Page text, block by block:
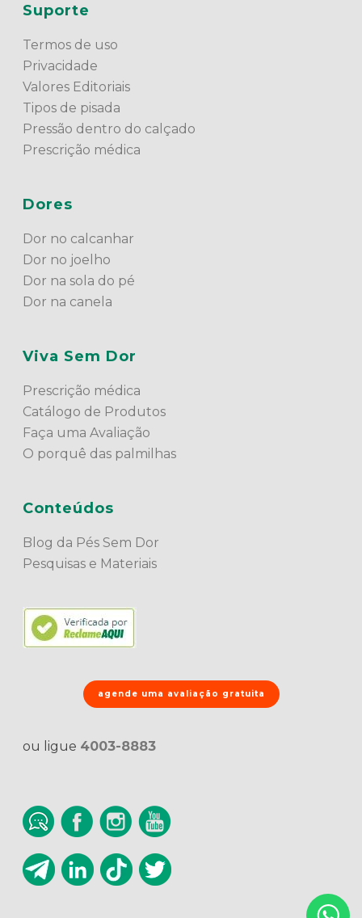
Suporte
Termos de uso
Privacidade
Valores Editoriais
Tipos de pisada
Pressão dentro do calçado
Prescrição médica
Dores
Dor no calcanhar
Dor no joelho
Dor na sola do pé
Dor na canela
Viva Sem Dor
Prescrição médica
Catálogo de Produtos
Faça uma Avaliação
O porquê das palmilhas
Conteúdos
Blog da Pés Sem Dor
Pesquisas e Materiais
agende uma avaliação gratuita
ou ligue 4003-8883